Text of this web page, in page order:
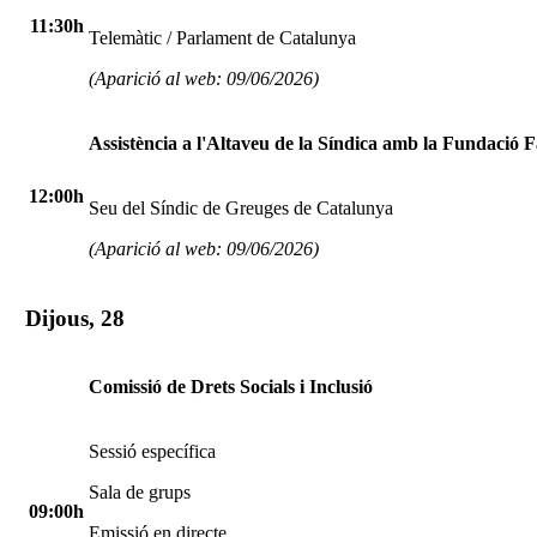
11:30h
Telemàtic / Parlament de Catalunya
(Aparició al web: 09/06/2026)
12:00h
Assistència a l'Altaveu de la Síndica amb la Fundació
Seu del Síndic de Greuges de Catalunya
(Aparició al web: 09/06/2026)
Dijous, 28
09:00h
Comissió de Drets Socials i Inclusió
Sessió específica
Sala de grups